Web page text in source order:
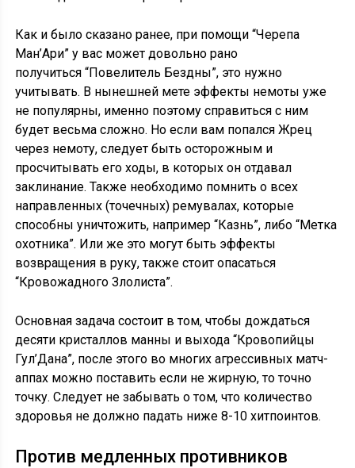
Как и было сказано ранее, при помощи “Черепа
Ман’Ари” у вас может довольно рано
получиться “Повелитель Бездны”, это нужно
учитывать. В нынешней мете эффекты немоты уже
не популярны, именно поэтому справиться с ним
будет весьма сложно. Но если вам попался Жрец
через немоту, следует быть осторожным и
просчитывать его ходы, в которых он отдавал
заклинание. Также необходимо помнить о всех
направленных (точечных) ремувалах, которые
способны уничтожить, например “Казнь”, либо “Метка
охотника”. Или же это могут быть эффекты
возвращения в руку, также стоит опасаться
“Кровожадного Злолиста”.
Основная задача состоит в том, чтобы дождаться
десяти кристаллов манны и выхода “Кровопийцы
Гул’Дана”, после этого во многих агрессивных матч-
аппах можно поставить если не жирную, то точно
точку. Следует не забывать о том, что количество
здоровья не должно падать ниже 8-10 хитпоинтов.
Против медленных противников